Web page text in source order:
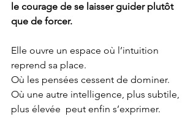
le courage de se laisser guider plutôt
que de forcer.
Elle ouvre un espace où l’intuition
reprend sa place.
Où les pensées cessent de dominer.
Où une autre intelligence, plus subtile,
plus élevée  peut enfin s’exprimer.